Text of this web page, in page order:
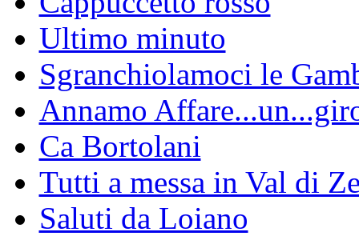
Ultimo minuto
Sgranchiolamoci le
Annamo
Ca Bortolani
Tutti a messa in Val di
Saluti da Loiano